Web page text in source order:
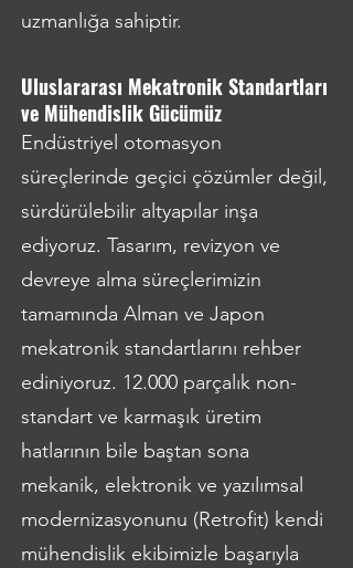
uzmanlığa sahiptir.
Uluslararası Mekatronik Standartları
ve Mühendislik Gücümüz
Endüstriyel otomasyon
süreçlerinde geçici çözümler değil,
sürdürülebilir altyapılar inşa
ediyoruz. Tasarım, revizyon ve
devreye alma süreçlerimizin
tamamında Alman ve Japon
mekatronik standartlarını rehber
ediniyoruz. 12.000 parçalık non-
standart ve karmaşık üretim
hatlarının bile baştan sona
mekanik, elektronik ve yazılımsal
modernizasyonunu (Retrofit) kendi
mühendislik ekibimizle başarıyla